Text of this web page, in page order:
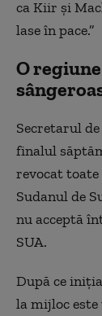
ca Kiir și
lase în pace.”
O
Secretarul
finalul
revocat
Sudanul de
nu acceptă
SUA.
După ce
la mijloc